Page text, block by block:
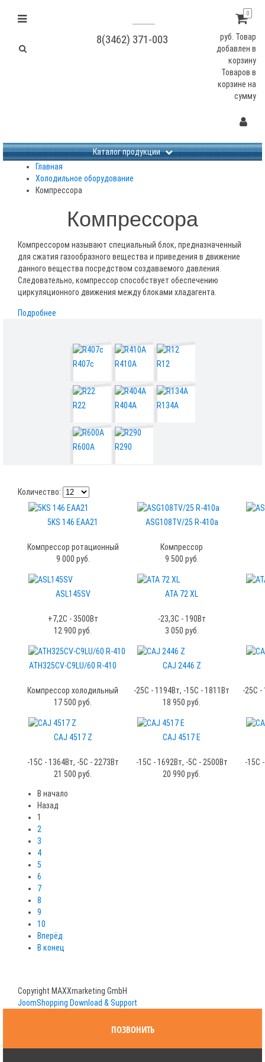
8(3462) 371-003
0
руб. Товар
добавлен в
корзину
Товаров в
корзине на
сумму
Не заданы изображения Каталог продукции
Главная
Холодильное оборудование
Компрессора
Компрессора
Компрессором называют специальный блок, предназначенный
для сжатия газообразного вещества и приведения в движение
данного вещества посредством создаваемого давления.
Следовательно, компрессор способствует обеспечению
циркуляционного движения между блоками хладагента.
Подробнее
R407c R410A R12
R22 R404A R134A
R600A R290
Количество:
5KS 146 EAA21
Компрессор ротационный
9 000 руб.
ASG108TV/25 R-410a
Компрессор
9 500 руб.
ASL145SV
+7,2С - 3500Вт
12 900 руб.
ATA 72 XL
-23,3C - 190Вт
3 050 руб.
ATH325CV-C9LU/60 R-410
Компрессор холодильный
17 500 руб.
CAJ 2446 Z
-25С - 1194Вт, -15С - 1811Вт
18 950 руб.
-25С -
CAJ 4517 Z
-15С - 1364Вт, -5С - 2273Вт
21 500 руб.
CAJ 4517 Е
-15С - 1692Вт, -5С - 2500Вт
20 990 руб.
-15С
В начало
Назад
1
2
3
4
5
6
7
8
9
10
Вперёд
В конец
Copyright MAXXmarketing GmbH
JoomShopping Download & Support
ПОЗВОНИТЬ